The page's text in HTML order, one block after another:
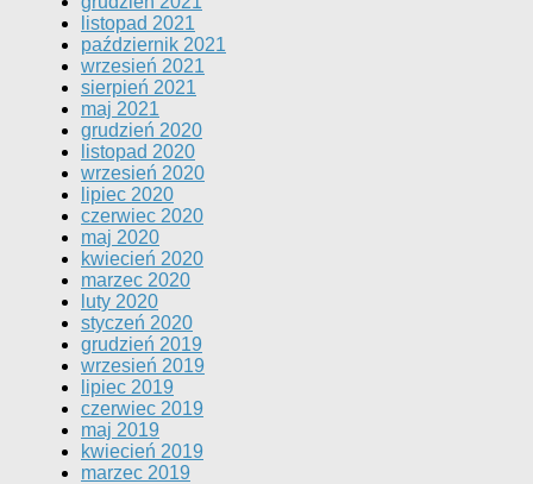
listopad 2021
październik 2021
wrzesień 2021
sierpień 2021
maj 2021
grudzień 2020
listopad 2020
wrzesień 2020
lipiec 2020
czerwiec 2020
maj 2020
kwiecień 2020
marzec 2020
luty 2020
styczeń 2020
grudzień 2019
wrzesień 2019
lipiec 2019
czerwiec 2019
maj 2019
kwiecień 2019
marzec 2019